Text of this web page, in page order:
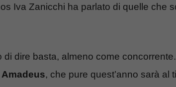
Iva Zanicchi ha parlato di quelle che
dire basta, almeno come
, che pure quest’anno sarà al